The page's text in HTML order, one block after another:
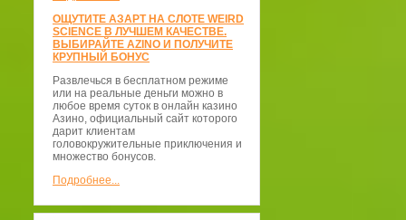
ОЩУТИТЕ АЗАРТ НА СЛОТЕ WEIRD
SCIENCE В ЛУЧШЕМ КАЧЕСТВЕ.
ВЫБИРАЙТЕ AZINO И ПОЛУЧИТЕ
КРУПНЫЙ БОНУС
Развлечься в бесплатном режиме
или на реальные деньги можно в
любое время суток в онлайн казино
Азино, официальный сайт которого
дарит клиентам
головокружительные приключения и
множество бонусов.
Подробнее...